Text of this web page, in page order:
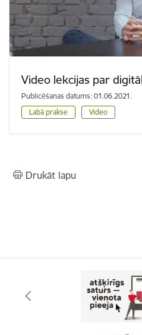
Video lekcijas par
Publicēšanas datums: 01.06.2021.
Labā prakse
Video
Drukāt lapu